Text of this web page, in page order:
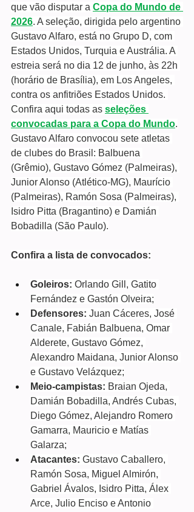
que vão disputar a Copa do Mundo de
2026. A seleção, dirigida pelo argentino
Gustavo Alfaro, está no Grupo D, com
Estados Unidos, Turquia e Austrália. A
estreia será no dia 12 de junho, às 22h
(horário de Brasília), em Los Angeles,
contra os anfitriões Estados Unidos.
Confira aqui todas as seleções
convocadas para a Copa do Mundo.
Gustavo Alfaro convocou sete atletas
de clubes do Brasil: Balbuena
(Grêmio), Gustavo Gómez (Palmeiras),
Junior Alonso (Atlético-MG), Maurício
(Palmeiras), Ramón Sosa (Palmeiras),
Isidro Pitta (Bragantino) e Damián
Bobadilla (São Paulo).
Confira a lista de convocados:
Goleiros: Orlando Gill, Gatito
Fernández e Gastón Olveira;
Defensores: Juan Cáceres, José
Canale, Fabián Balbuena, Omar
Alderete, Gustavo Gómez,
Alexandro Maidana, Junior Alonso
e Gustavo Velázquez;
Meio-campistas: Braian Ojeda,
Damián Bobadilla, Andrés Cubas,
Diego Gómez, Alejandro Romero
Gamarra, Mauricio e Matías
Galarza;
Atacantes: Gustavo Caballero,
Ramón Sosa, Miguel Almirón,
Gabriel Ávalos, Isidro Pitta, Álex
Arce, Julio Enciso e Antonio